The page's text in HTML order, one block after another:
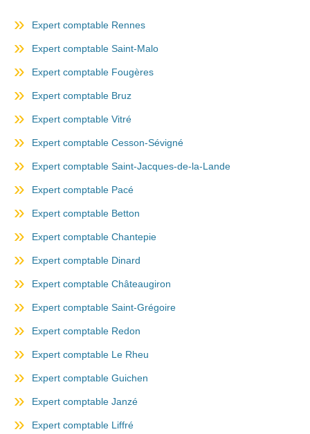
Expert comptable Rennes
Expert comptable Saint-Malo
Expert comptable Fougères
Expert comptable Bruz
Expert comptable Vitré
Expert comptable Cesson-Sévigné
Expert comptable Saint-Jacques-de-la-Lande
Expert comptable Pacé
Expert comptable Betton
Expert comptable Chantepie
Expert comptable Dinard
Expert comptable Châteaugiron
Expert comptable Saint-Grégoire
Expert comptable Redon
Expert comptable Le Rheu
Expert comptable Guichen
Expert comptable Janzé
Expert comptable Liffré